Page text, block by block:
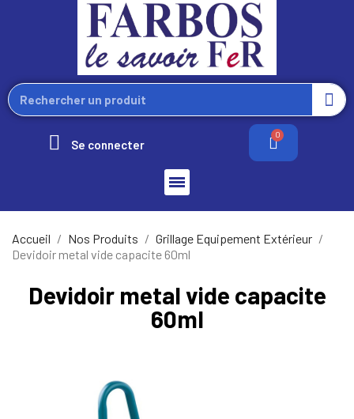
Se connecter
Accueil Nos Produits
Grillage Equipement Extérieur
Devidoir metal vide capacite 60ml
Devidoir metal vide capacite
60ml